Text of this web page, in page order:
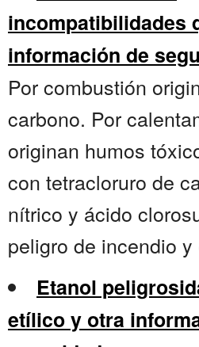
incompatibilidades
información de
Por combustión
carbono. Por
originan humos
con tetracloruro de
nítrico y ácido
peligro de incendio
Etanol
etílico y otra